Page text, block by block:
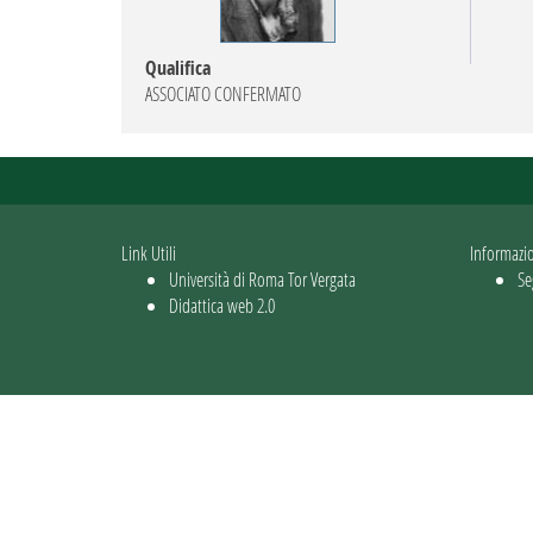
Qualifica
ASSOCIATO CONFERMATO
Link Utili
Università di Roma Tor Vergata
Didattica web 2.0